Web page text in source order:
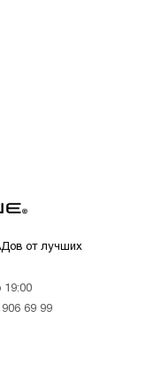
от лучших
19:00
69 99